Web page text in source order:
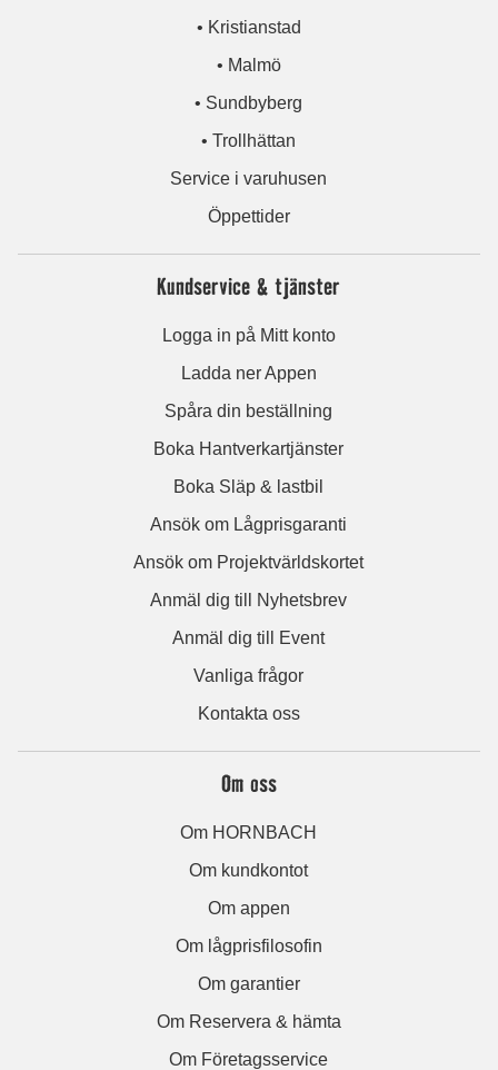
• Kristianstad
• Malmö
• Sundbyberg
• Trollhättan
Service i varuhusen
Öppettider
Kundservice & tjänster
Logga in på Mitt konto
Ladda ner Appen
Spåra din beställning
Boka Hantverkartjänster
Boka Släp & lastbil
Ansök om Lågprisgaranti
Ansök om Projektvärldskortet
Anmäl dig till Nyhetsbrev
Anmäl dig till Event
Vanliga frågor
Kontakta oss
Om oss
Om HORNBACH
Om kundkontot
Om appen
Om lågprisfilosofin
Om garantier
Om Reservera & hämta
Om Företagsservice